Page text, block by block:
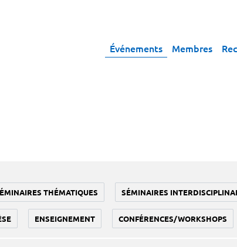
Événements Membres
THÉMATIQUES SÉMINAIRES
ENSEIGNEMENT CONFÉRENCES/WORKSHOPS